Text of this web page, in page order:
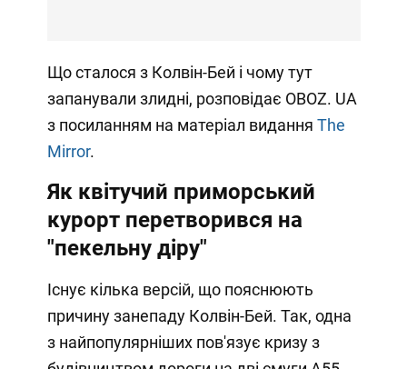
Що сталося з Колвін-Бей і чому тут
запанували злидні, розповідає OBOZ. UA
з посиланням на матеріал видання The
Mirror.
Як квітучий приморський
курорт перетворився на
"пекельну діру"
Існує кілька версій, що пояснюють
причину занепаду Колвін-Бей. Так, одна
з найпопулярніших пов'язує кризу з